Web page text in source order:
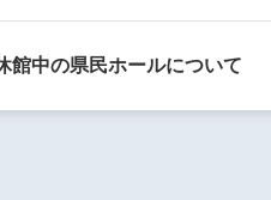
館中の県民ホールについて